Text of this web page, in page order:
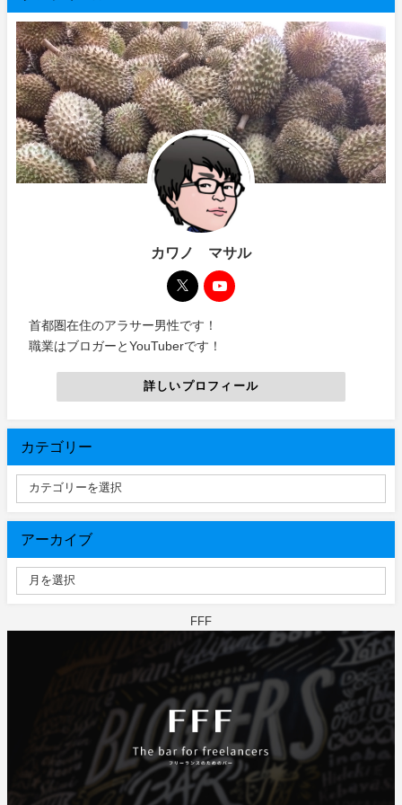
カワノ マサル
首都圏在住のアラサー男性です！
職業はブロガーとYouTuberです！
詳しいプロフィール
カテゴリー
アーカイブ
FFF